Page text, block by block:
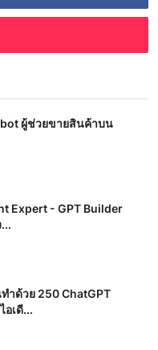
ผู้ช่วยขายสินค้าบน
Expert - GPT Builder
ำด้วย 250 ChatGPT
อเดี...